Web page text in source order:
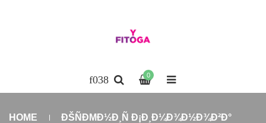
0
HOME ÐŠÑÐΜÐ½Ð¸Ñ Ð¡Ð¸Ð¼Ð¾Ð½Ð¾Ð²Ð°